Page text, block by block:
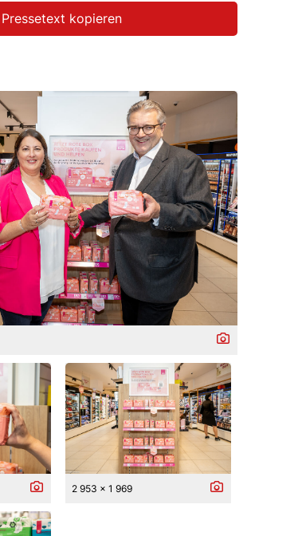
Pressetext kopieren
2 953 x 1 969